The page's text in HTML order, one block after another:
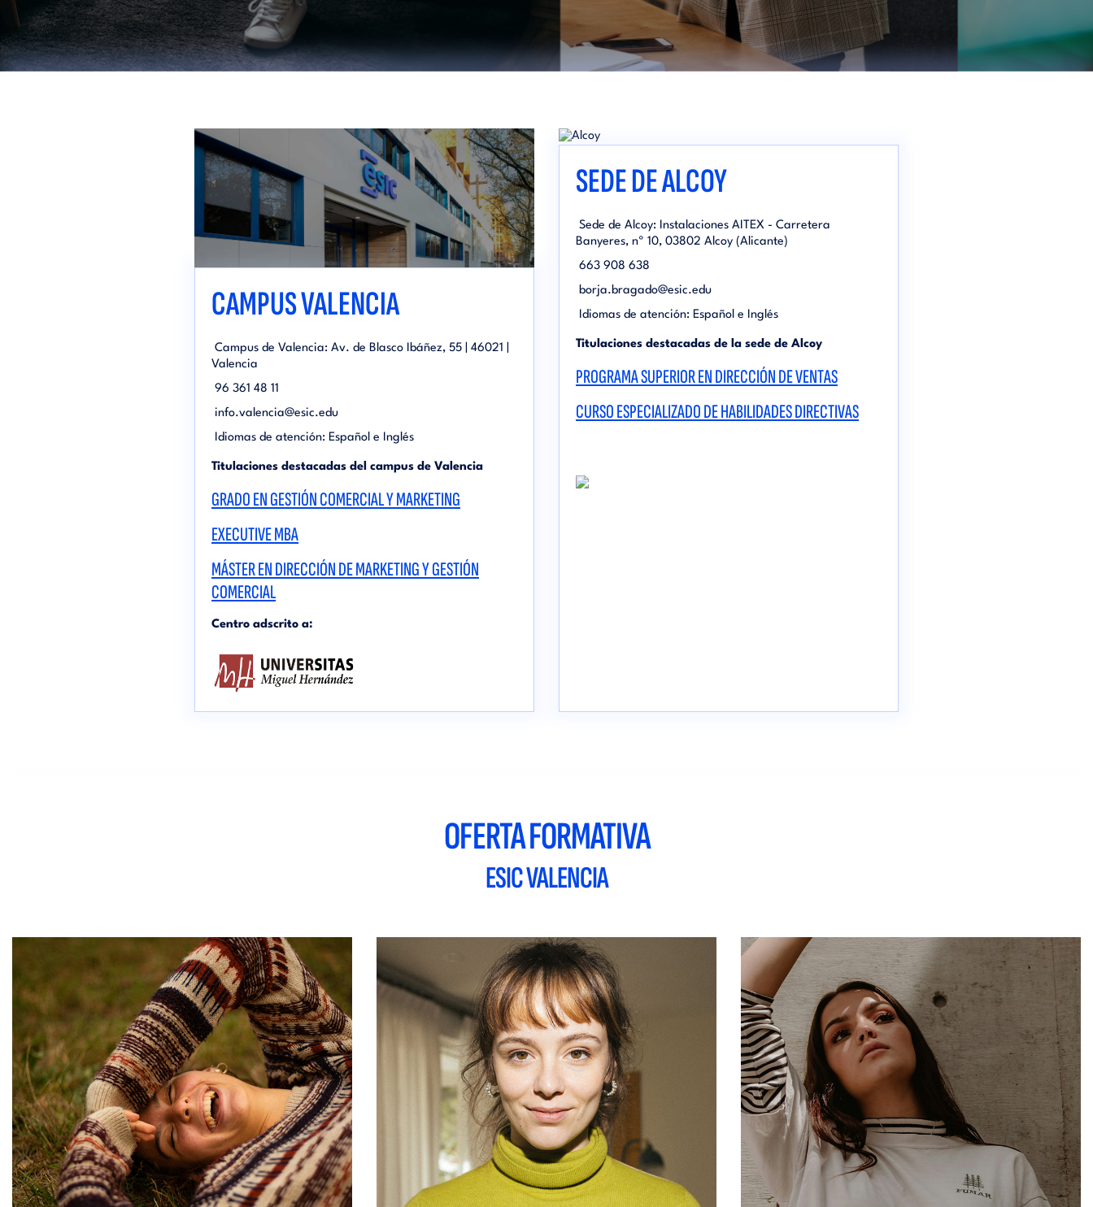
CAMPUS VALENCIA
Campus de Valencia: Av. de Blasco Ibáñez, 55 | 46021 |
Valencia
96 361 48 11
info.valencia@esic.edu
Idiomas de atención: Español e Inglés
Titulaciones destacadas del campus de Valencia
GRADO EN GESTIÓN COMERCIAL Y MARKETING
EXECUTIVE MBA
MÁSTER EN DIRECCIÓN DE MARKETING Y GESTIÓN
COMERCIAL
Centro adscrito a:
SEDE DE ALCOY
Sede de Alcoy: Instalaciones AITEX - Carretera
Banyeres, nº 10, 03802 Alcoy (Alicante)
663 908 638
borja.bragado@esic.edu
Idiomas de atención: Español e Inglés
Titulaciones destacadas de la sede de Alcoy
PROGRAMA SUPERIOR EN DIRECCIÓN DE VENTAS
CURSO ESPECIALIZADO DE HABILIDADES DIRECTIVAS
OFERTA FORMATIVA
ESIC VALENCIA